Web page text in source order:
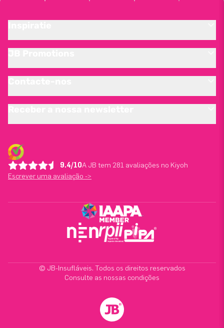
9.4/10A JB tem 281 avaliações no Kiyoh
Escrever uma avaliação ->
© JB-Insufláveis. Todos os direitos reservados
Consulte as nossas condições